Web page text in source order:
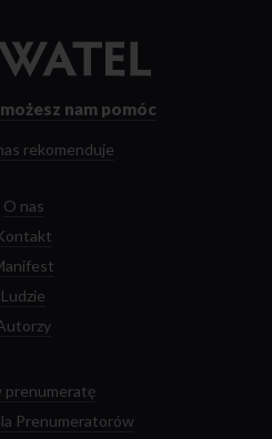
strony
nam pomóc
rekomenduje
O nas
Ludzie
prenumeratę
Prenumeratorów